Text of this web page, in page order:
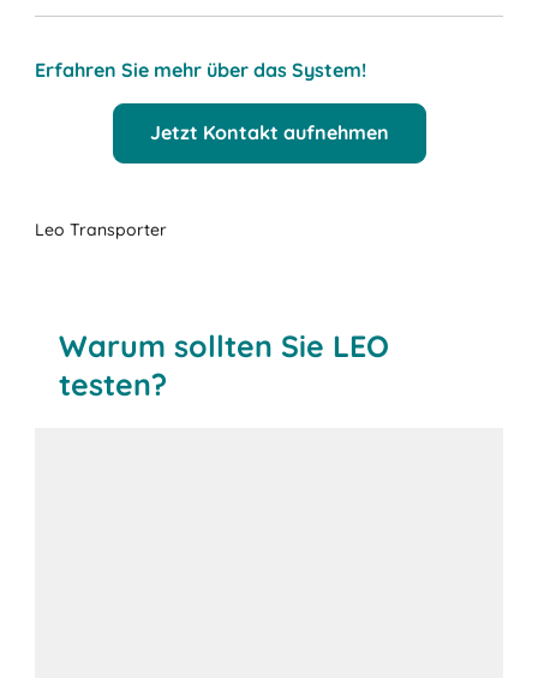
Erfahren Sie mehr über das System!
Jetzt Kontakt aufnehmen
Leo Transporter
Warum sollten Sie LEO
testen?